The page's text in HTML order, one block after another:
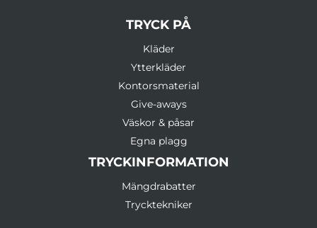
TRYCK PÅ
Kläder
Ytterkläder
Kontorsmaterial
Give-aways
Väskor & påsar
Egna plagg
TRYCKINFORMATION
Mängdrabatter
Trycktekniker